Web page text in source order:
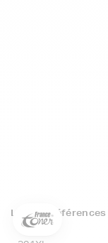
Les top
5€
bénéficiez
commande * !